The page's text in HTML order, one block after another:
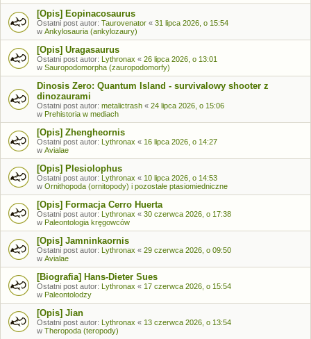
[Opis] Eopinacosaurus
Ostatni post autor: Taurovenator « 31 lipca 2026, o 15:54
w Ankylosauria (ankylozaury)
[Opis] Uragasaurus
Ostatni post autor: Lythronax « 26 lipca 2026, o 13:01
w Sauropodomorpha (zauropodomorfy)
Dinosis Zero: Quantum Island - survivalowy shooter z
dinozaurami
Ostatni post autor: metalictrash « 24 lipca 2026, o 15:06
w Prehistoria w mediach
[Opis] Zhengheornis
Ostatni post autor: Lythronax « 16 lipca 2026, o 14:27
w Avialae
[Opis] Plesiolophus
Ostatni post autor: Lythronax « 10 lipca 2026, o 14:53
w Ornithopoda (ornitopody) i pozostałe ptasiomiedniczne
[Opis] Formacja Cerro Huerta
Ostatni post autor: Lythronax « 30 czerwca 2026, o 17:38
w Paleontologia kręgowców
[Opis] Jamninkaornis
Ostatni post autor: Lythronax « 29 czerwca 2026, o 09:50
w Avialae
[Biografia] Hans-Dieter Sues
Ostatni post autor: Lythronax « 17 czerwca 2026, o 15:54
w Paleontolodzy
[Opis] Jian
Ostatni post autor: Lythronax « 13 czerwca 2026, o 13:54
w Theropoda (teropody)